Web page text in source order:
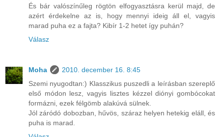
És bár valószínűleg rögtön elfogyasztásra kerül majd, de
azért érdekelne az is, hogy mennyi ideig áll el, vagyis
marad puha ez a fajta? Kibír 1-2 hetet így puhán?
Válasz
Moha
2010. december 16. 8:45
Szemi nyugodtan:) Klasszikus puszedli a leírásban szereplő
első módon lesz, vagyis lisztes kézzel diónyi gombócokat
formázni, ezek félgömb alakúvá sülnek.
Jól záródó dobozban, hűvös, száraz helyen hetekig eláll, és
puha is marad.